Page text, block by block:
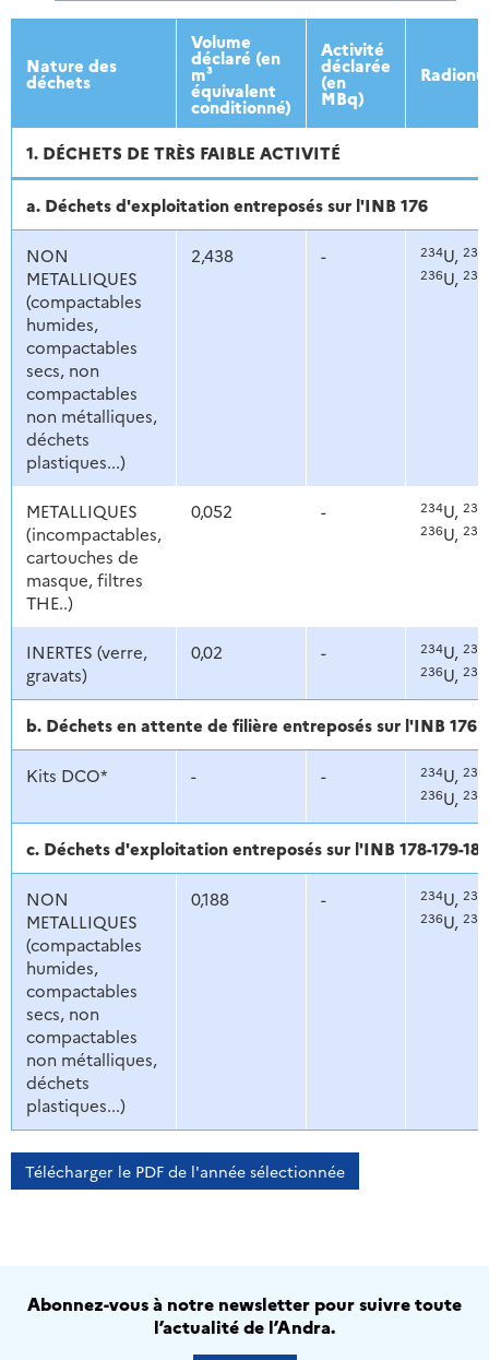
Nature des
déchets
Volume
déclaré (en
m³
équivalent
conditionné)
Activité
déclarée
(en
MBq)
1. DÉCHETS DE TRÈS FAIBLE ACTIVITÉ
a. Déchets d'exploitation entreposés sur l'INB 176
NON
METALLIQUES
(compactables
humides,
compactables
secs, non
compactables
non métalliques,
déchets
plastiques...)
2,438 - 234U, 235
236U, 238
METALLIQUES
(incompactables,
cartouches de
masque, filtres
THE..)
0,052 - 234U, 235
236U, 238
INERTES (verre,
gravats)
0,02 - 234U, 235
236U, 238
b. Déchets en attente de filière entreposés sur l'INB 176
Kits DCO* - - 234U, 235
236U, 238
c. Déchets d'exploitation entreposés sur l'INB 178-179-180
NON
METALLIQUES
(compactables
humides,
compactables
secs, non
compactables
non métalliques,
déchets
plastiques...)
0,188 - 234U, 235
236U, 238
Télécharger le PDF de l'année sélectionnée
Abonnez-vous à notre newsletter pour suivre toute
l’actualité de l’Andra.